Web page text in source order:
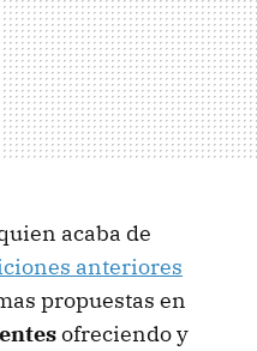
acaba de
anteriores
propuestas en
ofreciendo y